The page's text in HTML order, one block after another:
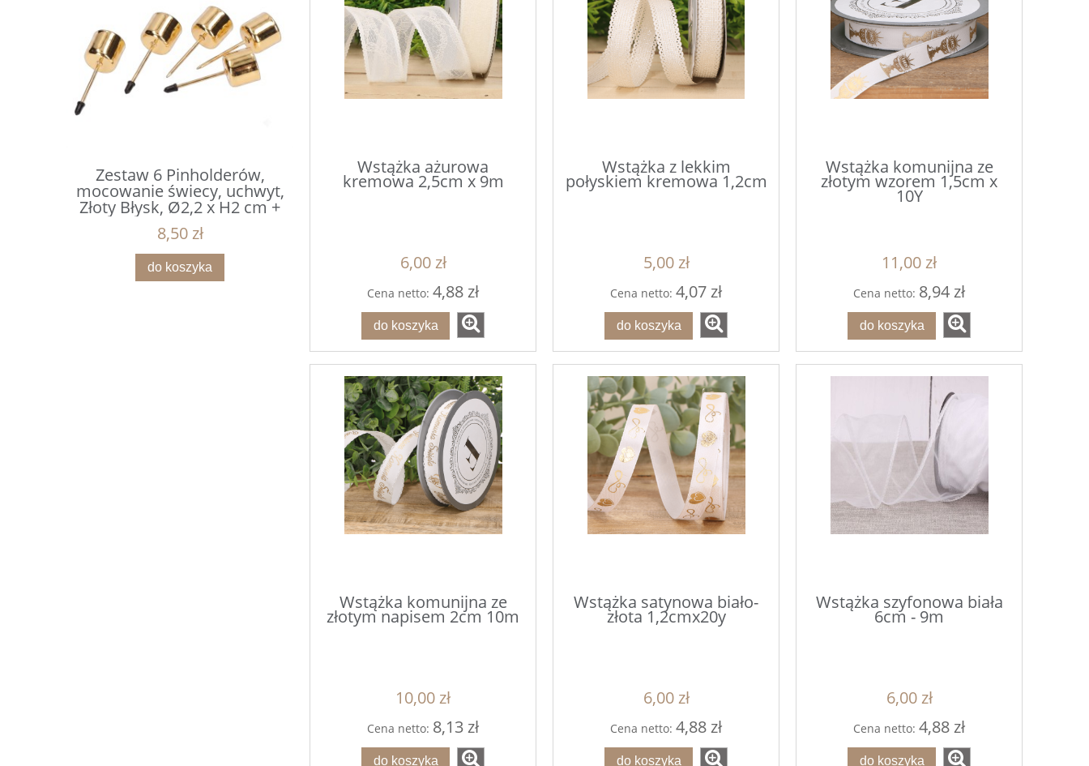
Zestaw 6 Pinholderów,
mocowanie świecy, uchwyt,
Złoty Błysk, Ø2,2 x H2 cm +
Gwóźdź 4 cm
8,50 zł
do koszyka
Mikołaj w szarym płaszczu i
czapce z torbą (poliresing) s/2
do koszyka
PEREŁKI Różowe 1cm 40g
do koszyka
Czerwone Gwiazdki Posypka
80g
do koszyka
Zielone
Wstążka ażurowa
kremowa 2,5cm x 9m
6,00 zł
Cena netto: 4,88 zł
do koszyka
Wstążka z lekkim
połyskiem kremowa 1,2cm
5,00 zł
Cena netto: 4,07 zł
do koszyka
Wstążka komunijna ze
złotym wzorem 1,5cm x
10Y
11,00 zł
Cena netto: 8,94 zł
do koszyka
Wstążka komunijna ze
złotym napisem 2cm 10m
10,00 zł
Cena netto: 8,13 zł
do koszyka
Wstążka satynowa biało-
złota 1,2cmx20y
6,00 zł
Cena netto: 4,88 zł
do koszyka
Wstążka szyfonowa biała
6cm - 9m
6,00 zł
Cena netto: 4,88 zł
do koszyka